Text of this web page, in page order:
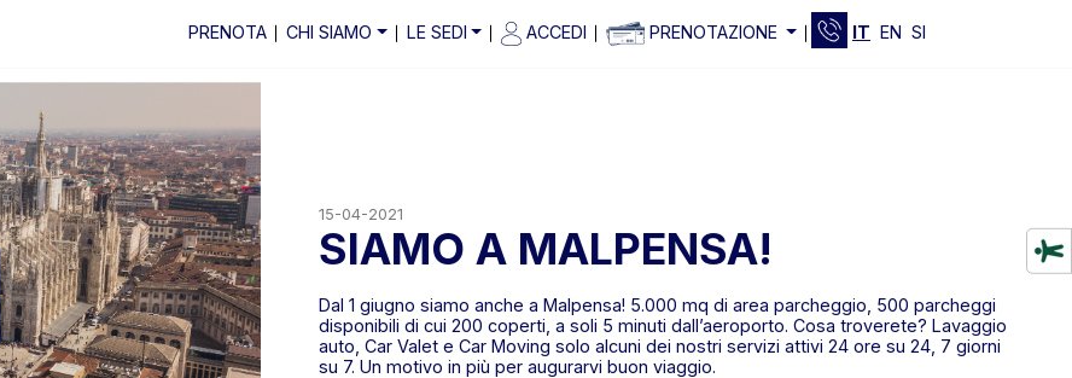
PRENOTA CHI SIAMO LE SEDI ACCEDI PRENOTAZIONE IT EN SI
15-04-2021
SIAMO A MALPENSA!
Dal 1 giugno siamo anche a Malpensa! 5.000 mq di area parcheggio, 500 parcheggi
disponibili di cui 200 coperti, a soli 5 minuti dall’aeroporto. Cosa troverete? Lavaggio
auto, Car Valet e Car Moving solo alcuni dei nostri servizi attivi 24 ore su 24, 7 giorni
su 7. Un motivo in più per augurarvi buon viaggio.